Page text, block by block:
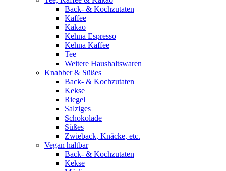
Back- & Kochzutaten
Kaffee
Kakao
Kehna Espresso
Kehna Kaffee
Tee
Weitere Haushaltswaren
Knabber & Süßes
Back- & Kochzutaten
Kekse
Riegel
Salziges
Schokolade
Süßes
Zwieback, Knäcke, etc.
Vegan haltbar
Back- & Kochzutaten
Kekse